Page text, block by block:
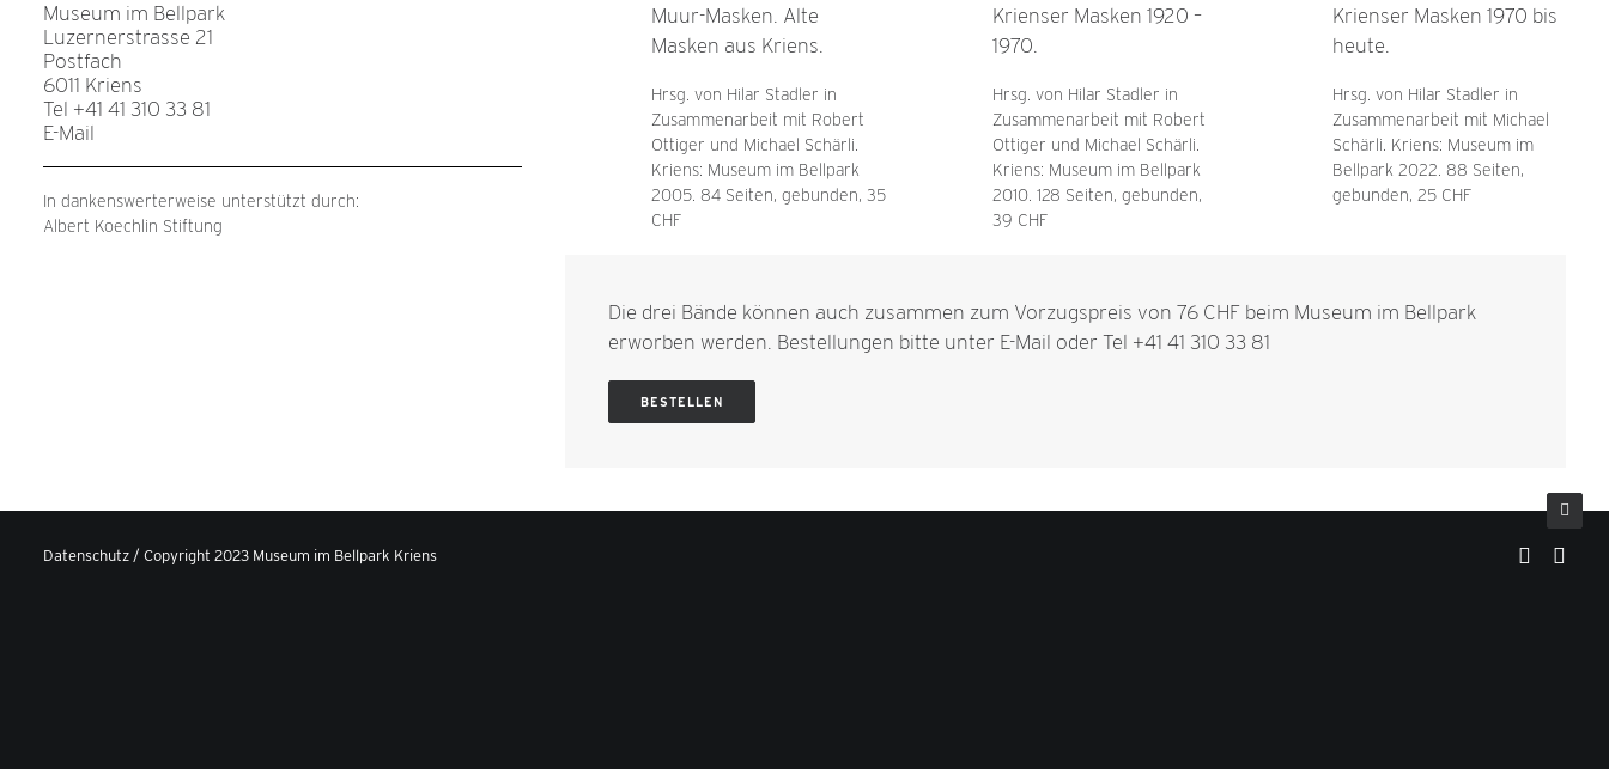
Museum im Bellpark
Luzernerstrasse 21
Postfach
6011 Kriens
Tel +41 41 310 33 81
E-Mail
In dankenswerterweise unterstützt durch:
Albert Koechlin Stiftung
Muur-Masken. Alte
Masken aus Kriens.
Hrsg. von Hilar Stadler in
Zusammenarbeit mit Robert
Ottiger und Michael Schärli.
Kriens: Museum im Bellpark
2005. 84 Seiten, gebunden, 35
CHF
Krienser Masken 1920 –
1970.
Hrsg. von Hilar Stadler in
Zusammenarbeit mit Robert
Ottiger und Michael Schärli.
Kriens: Museum im Bellpark
2010. 128 Seiten, gebunden,
39 CHF
Krienser Masken 1970 bis
heute.
Hrsg. von Hilar Stadler in
Zusammenarbeit mit Michael
Schärli. Kriens: Museum im
Bellpark 2022. 88 Seiten,
gebunden, 25 CHF
Die drei Bände können auch zusammen zum Vorzugspreis von 76 CHF beim Museum im Bellpark
erworben werden. Bestellungen bitte unter E-Mail oder Tel +41 41 310 33 81
BESTELLEN
Datenschutz / Copyright 2023 Museum im Bellpark Kriens